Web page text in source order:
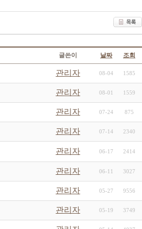
글쓴이 날짜 조회
관리자 08-04 1585
관리자 08-01 1559
관리자 07-24 875
관리자 07-14 2340
관리자 06-17 2414
관리자 06-11 3027
관리자 05-27 9556
관리자 05-19 3749